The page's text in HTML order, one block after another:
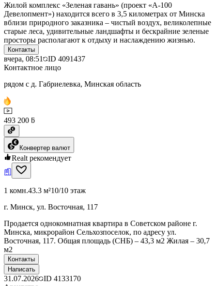
Жилой комплекс «Зеленая гавань» (проект «А-100
Девелопмент») находится всего в 3,5 километрах от Минска
вблизи природного заказника – чистый воздух, великолепные
старые леса, удивительные ландшафты и бескрайние зеленые
просторы располагают к отдыху и наслаждению жизнью.
Контакты
вчера, 08:51 ID 4091437
Контактное лицо
рядом с д. Габриелевка, Минская область
493 200 ƃ
Конвертер валют
Realt рекомендует
1 комн.43.3 м²10/10 этаж
г. Минск, ул. Восточная, 117
Продается однокомнатная квартира в Советском районе г.
Минска, микрорайон Сельхозпоселок, по адресу ул.
Восточная, 117. Общая площадь (СНБ) – 43,3 м2 Жилая – 30,7
м2
Контакты
Написать
31.07.2026 ID 4133170